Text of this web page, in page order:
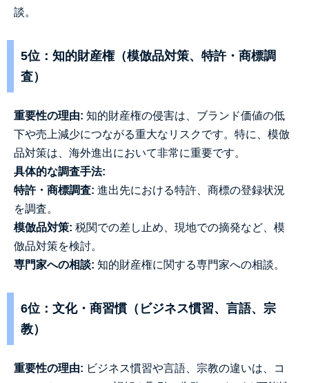
談。
5位：知的財産権（模倣品対策、特許・商標調
査）
重要性の理由: 知的財産権の侵害は、ブランド価値の低
下や売上減少につながる重大なリスクです。特に、模倣
品対策は、海外進出において非常に重要です。
具体的な調査手法:
特許・商標調査: 進出先における特許、商標の登録状況
を調査。
模倣品対策: 税関での差し止め、現地での摘発など、模
倣品対策を検討。
専門家への相談: 知的財産権に関する専門家への相談。
6位：文化・商習慣（ビジネス慣習、言語、宗
教）
重要性の理由: ビジネス慣習や言語、宗教の違いは、コ